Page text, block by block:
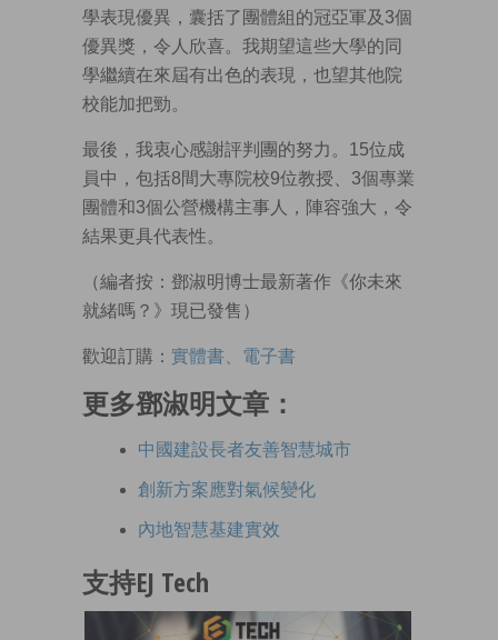
學表現優異，囊括了團體組的冠亞軍及3個
優異獎，令人欣喜。我期望這些大學的同
學繼續在來屆有出色的表現，也望其他院
校能加把勁。
最後，我衷心感謝評判團的努力。15位成
員中，包括8間大專院校9位教授、3個專業
團體和3個公營機構主事人，陣容強大，令
結果更具代表性。
（編者按：鄧淑明博士最新著作《你未來
就緒嗎？》現已發售）
歡迎訂購： 實體書、電子書
更多鄧淑明文章：
中國建設長者友善智慧城市
創新方案應對氣候變化
內地智慧基建實效
支持EJ Tech